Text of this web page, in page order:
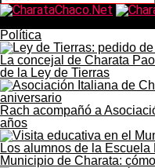
Política
La concejal de Charata
de la Ley de Tierras
Rach acompañó a
años
Los alumnos de la
Municipio de Charata: